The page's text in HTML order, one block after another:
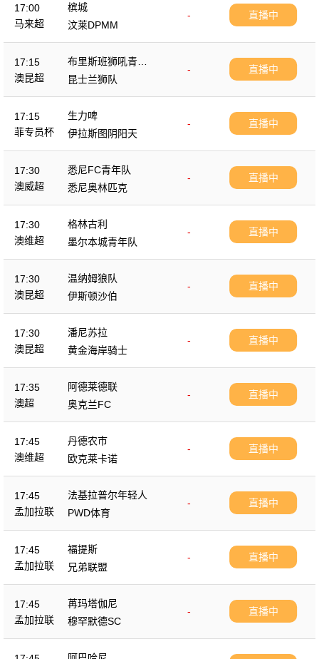
17:00
马来超
槟城
-
汶莱DPMM
直播中
17:15
澳昆超
布里斯班狮吼青年
队
-
昆士兰狮队
直播中
17:15
菲专员杯
生力啤
-
伊拉斯图阴阳天
直播中
17:30
澳威超
悉尼FC青年队
-
悉尼奥林匹克
直播中
17:30
澳维超
格林古利
-
墨尔本城青年队
直播中
17:30
澳昆超
温纳姆狼队
-
伊斯顿沙伯
直播中
17:30
澳昆超
潘尼苏拉
-
黄金海岸骑士
直播中
17:35
澳超
阿德莱德联
-
奥克兰FC
直播中
17:45
澳维超
丹德农市
-
欧克莱卡诺
直播中
17:45
孟加拉联
法基拉普尔年轻人
-
PWD体育
直播中
17:45
孟加拉联
福提斯
-
兄弟联盟
直播中
17:45
孟加拉联
苒玛塔伽尼
-
穆罕默德SC
直播中